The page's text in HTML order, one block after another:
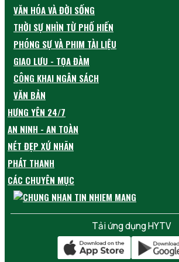
VĂN HÓA VÀ ĐỜI SỐNG
THỜI SỰ NHÌN TỪ PHỐ HIẾN
PHÓNG SỰ VÀ PHIM TÀI LIỆU
GIAO LƯU - TỌA ĐÀM
CÔNG KHAI NGÂN SÁCH
VĂN BẢN
HƯNG YÊN 24/7
AN NINH - AN TOÀN
NÉT ĐẸP XỨ NHÃN
PHÁT THANH
CÁC CHUYÊN MỤC
Tải ứng dụng HYTV